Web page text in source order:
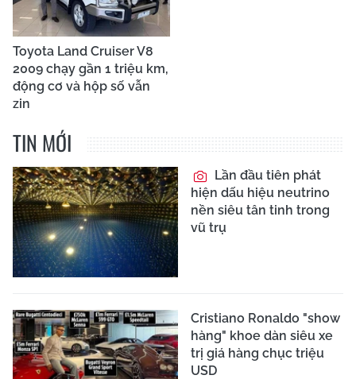
Toyota Land Cruiser V8
2009 chạy gần 1 triệu km,
động cơ và hộp số vẫn
zin
TIN MỚI
Lần đầu tiên phát
hiện dấu hiệu neutrino
nền siêu tân tinh trong
vũ trụ
Cristiano Ronaldo "show
hàng" khoe dàn siêu xe
trị giá hàng chục triệu
USD